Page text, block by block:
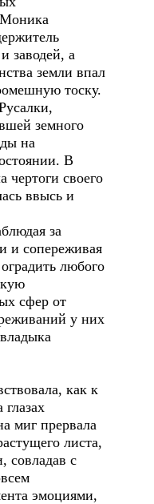
Моника
заводей, а
земли впал
тоску.
земного
на
В
чертоги своего
ввысь и
за
и сопереживая
любого
сфер от
у них
как к
миг прервала
листа,
совладав с
эмоциями,